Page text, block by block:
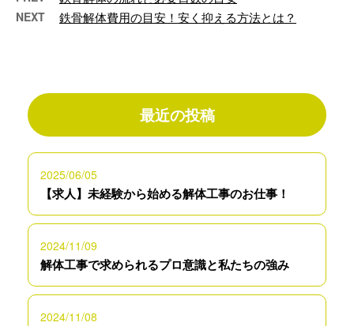
NEXT 鉄骨解体費用の目安！安く抑える方法とは？
最近の投稿
2025/06/05
【求人】未経験から始める解体工事のお仕事！
2024/11/09
解体工事で求められるプロ意識と私たちの強み
2024/11/08